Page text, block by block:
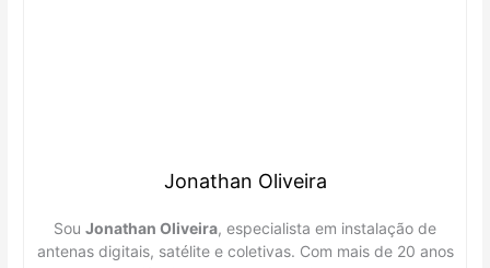
Jonathan Oliveira
Sou Jonathan Oliveira, especialista em instalação de
antenas digitais, satélite e coletivas. Com mais de 20 anos